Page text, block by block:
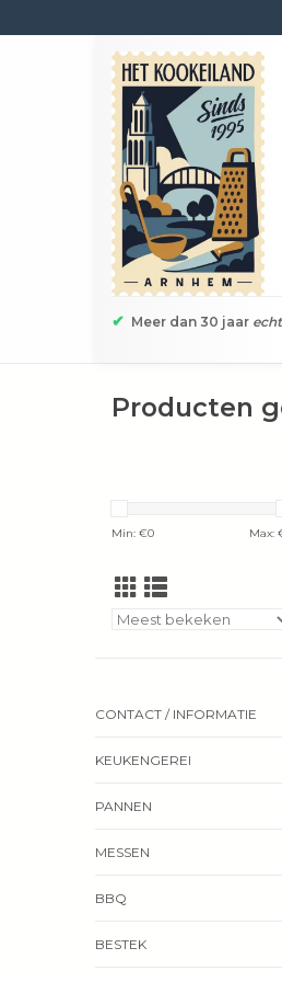
✔ Meer dan 30 jaar
Producten
Min: €0 Max:
CONTACT / INFORMATIE
KEUKENGEREI
PANNEN
MESSEN
BBQ
BESTEK